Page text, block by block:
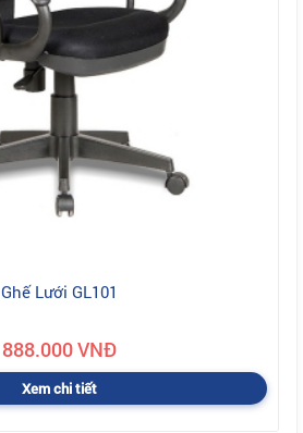
Ghế Lưới GL101
888.000 VNĐ
Xem chi tiết